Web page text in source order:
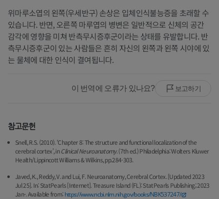
위마루소엽의 왼쪽(우세반구) 손상은 입체인식불능증을 초래할 수
있습니다. 반면, 오른쪽 마루엽의 병변은 일반적으로 신체의 공간
감각에 영향을 미쳐 반측무시증후군이라는 상태를 유발합니다. 반
측무시증후군이 있는 사람들은 흔히 자신의 왼쪽과 왼쪽 시야에 있
는 물체에 대한 인식이 결여됩니다.
이 번역에 오류가 있나요? 보고하기
참고문헌
Snell, R.S. (2010). ‘Chapter 8: The structure and functional localization of the
cerebral cortex’, inClinical Neuroanatomy. (7th ed.) Philadelphia: Wolters Kluwer
Health/Lippincott Williams & Wilkins, pp.284-303.
Javed, K., Reddy, V. and Lui, F. Neuroanatomy, Cerebral Cortex. [Updated 2023
Jul 25]. In: StatPearls [Internet]. Treasure Island (FL): StatPearls Publishing; 2023
Jan-. Available from:https://www.ncbi.nlm.nih.gov/books/NBK537247/